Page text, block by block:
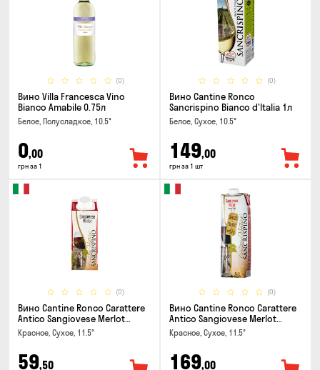
(0)
Вино Villa Francesca Vino
Bianco Amabile 0.75л
Белое, Полусладкое, 10.5°
0,00
грн за 1
(0)
Вино Cantine Ronco
Sancrispino Bianco d'Italia 1л
Белое, Сухое, 10.5°
149,00
грн за 1 шт
(0)
Вино Cantine Ronco Carattere
Antico Sangiovese Merlot
Rubicone IGT 0.25л
Красное, Сухое, 11.5°
59,50
(0)
Вино Cantine Ronco Carattere
Antico Sangiovese Merlot
Rubicone IGT 1л
Красное, Сухое, 11.5°
169,00